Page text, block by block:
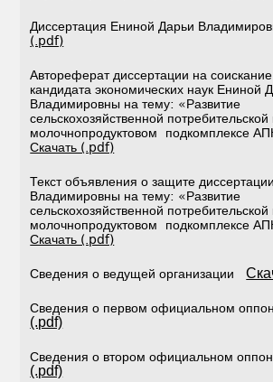
Диссертация Ениной Дарьи
(.pdf)
Автореферат диссертации на
кандидата экономических наук Ениной
Владимировны на тему: «Развитие
сельскохозяйственной
молочнопродуктовом подкомплексе
Скачать (.pdf)
Текст объявления о защите
Владимировны на тему: «Развитие
сельскохозяйственной
молочнопродуктовом подкомплексе
Скачать (.pdf)
Сведения о ведущей организации
Сведения о первом официальном
(.pdf)
Сведения о втором официальном
(.pdf)